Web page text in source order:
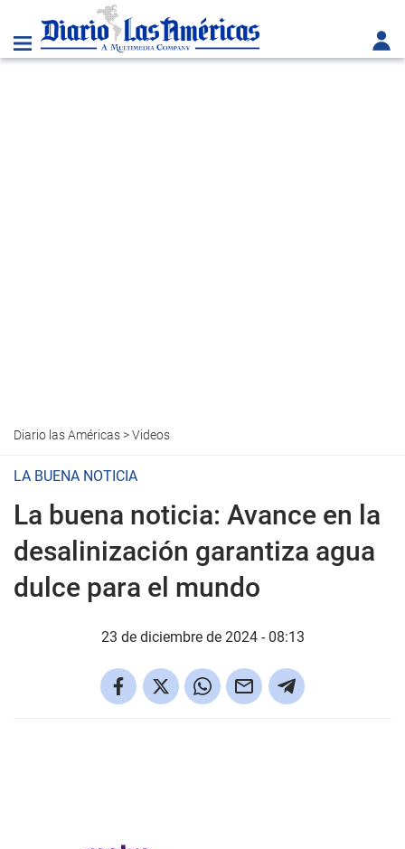
Diario las Américas>Videos
LA BUENA NOTICIA
La buena noticia: Avance en la
desalinización garantiza agua
dulce para el mundo
23 de diciembre de 2024 - 08:13